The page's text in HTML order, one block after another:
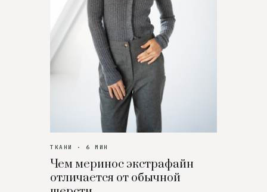
ТКАНИ · 6 МИН
Чем меринос экстрафайн
отличается от обычной